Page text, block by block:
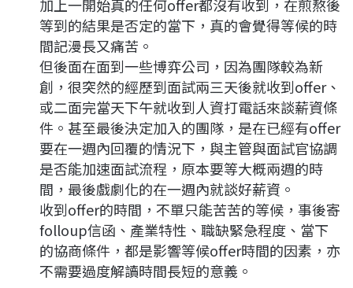
加上一開始真的任何offer都沒有收到，在煎熬後
等到的結果是否定的當下，真的會覺得等候的時
間記漫長又痛苦。
但後面在面到一些博弈公司，因為團隊較為新
創，很突然的經歷到面試兩三天後就收到offer、
或二面完當天下午就收到人資打電話來談薪資條
件。甚至最後決定加入的團隊，是在已經有offer
要在一週內回覆的情況下，與主管與面試官協調
是否能加速面試流程，原本要等大概兩週的時
間，最後戲劇化的在一週內就談好薪資。
收到offer的時間，不單只能苦苦的等候，事後寄
folloup信函、產業特性、職缺緊急程度、當下
的協商條件，都是影響等候offer時間的因素，亦
不需要過度解讀時間長短的意義。